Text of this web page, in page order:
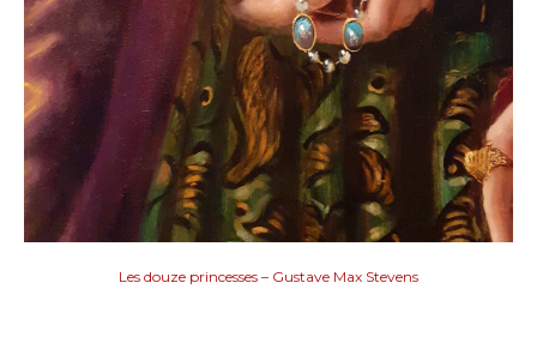
Les douze princesses – Gustave Max Stevens